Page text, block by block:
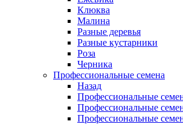
Клюква
Малина
Разные деревья
Разные кустарники
Роза
Черника
Профессиональные семена
Назад
Профессиональные
Профессиональные
Профессиональные